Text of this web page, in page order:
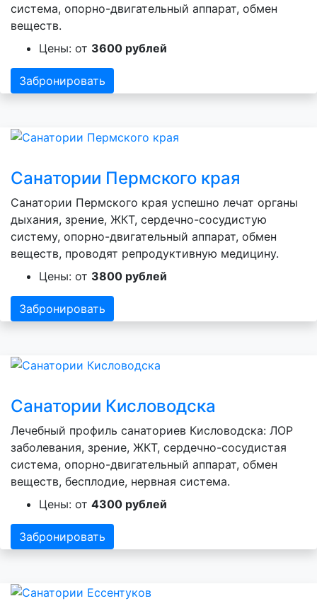
система, опорно-двигательный аппарат, обмен
веществ.
Цены: от 3600 рублей
Забронировать
Санатории Пермского края
Санатории Пермского края успешно лечат органы
дыхания, зрение, ЖКТ, сердечно-сосудистую
систему, опорно-двигательный аппарат, обмен
веществ, проводят репродуктивную медицину.
Цены: от 3800 рублей
Забронировать
Санатории Кисловодска
Лечебный профиль санаториев Кисловодска: ЛОР
заболевания, зрение, ЖКТ, сердечно-сосудистая
система, опорно-двигательный аппарат, обмен
веществ, бесплодие, нервная система.
Цены: от 4300 рублей
Забронировать